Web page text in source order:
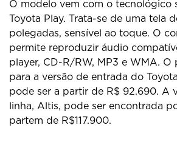
O modelo vem com o tecnológico
Toyota Play. Trata-se de uma tela
polegadas, sensível ao toque. O
permite reproduzir áudio
player, CD-R/RW, MP3 e WMA. O
para a versão de entrada do
pode ser a partir de R$ 92.690. A
linha, Altis, pode ser encontrada
partem de R$117.900.